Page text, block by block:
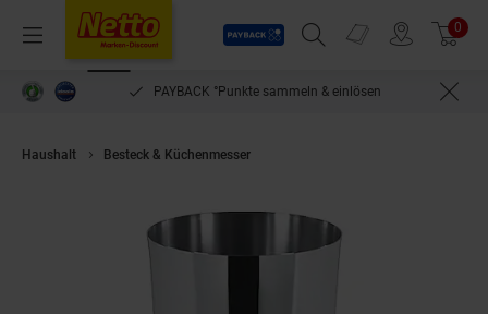
Menü
Payback
Suchfeld einblenden
Prospekte 0
PAYBACK °Punkte sammeln & einlösen
Haushalt Besteck & Küchenmesser